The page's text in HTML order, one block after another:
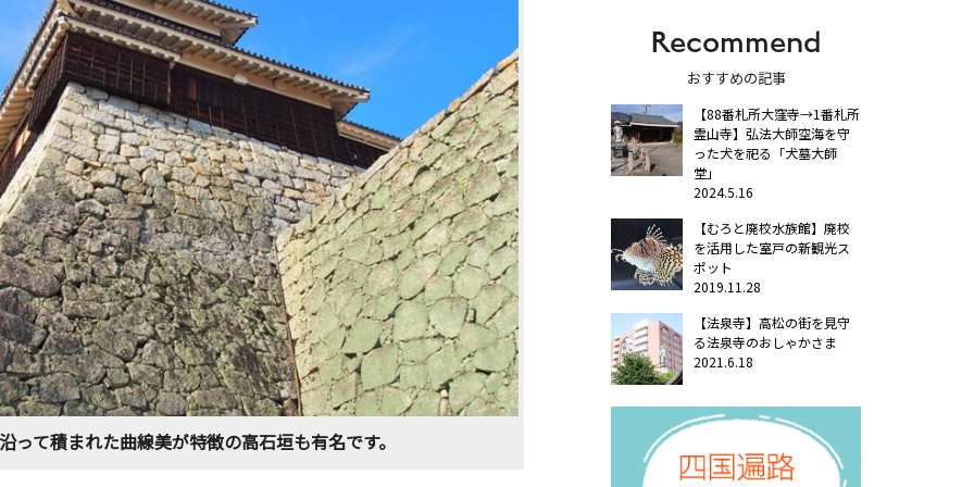
って積まれた曲線美が特徴の高石垣も有名です。
Recommend
おすすめの記事
【88番札所大窪寺→1番札所
霊山寺】弘法大師空海を守
った犬を祀る「犬墓大師
堂」
2024.5.16
【むろと廃校水族館】廃校
を活用した室戸の新観光ス
ポット
2019.11.28
【法泉寺】高松の街を見守
る法泉寺のおしゃかさま
2021.6.18